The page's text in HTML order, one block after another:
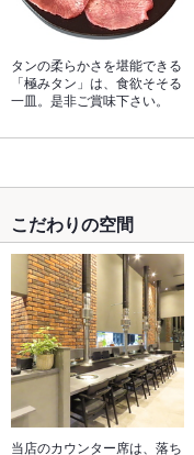
タンの柔らかさを堪能できる
「極みタン」は、食欲そそる
一皿。是非ご賞味下さい。
こだわりの空間
当店のカウンター席は、落ち